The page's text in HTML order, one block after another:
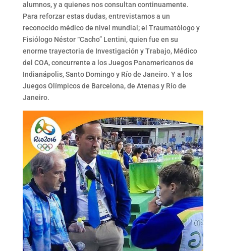
alumnos, y a quienes nos consultan continuamente.
Para reforzar estas dudas, entrevistamos a un
reconocido médico de nivel mundial; el Traumatólogo y
Fisiólogo Néstor “Cacho” Lentini, quien fue en su
enorme trayectoria de Investigación y Trabajo, Médico
del COA, concurrente a los Juegos Panamericanos de
Indianápolis, Santo Domingo y Río de Janeiro. Y a los
Juegos Olímpicos de Barcelona, de Atenas y Río de
Janeiro.